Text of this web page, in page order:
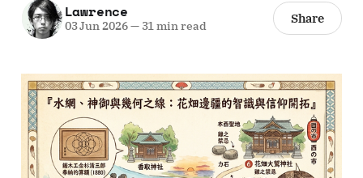
Lawrence
03 Jun 2026—31 min read Share